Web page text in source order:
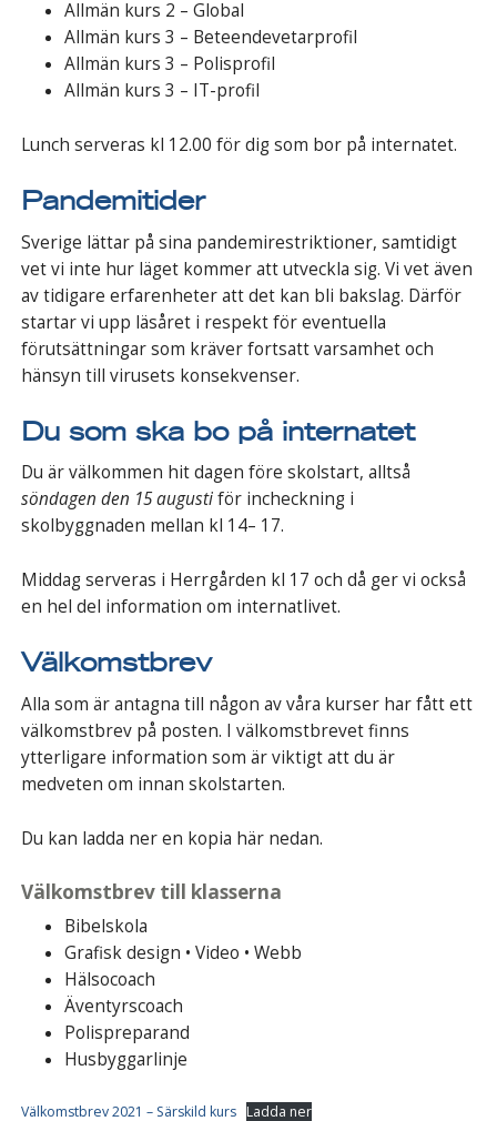
Allmän kurs 2 – Global
Allmän kurs 3 – Beteendevetarprofil
Allmän kurs 3 – Polisprofil
Allmän kurs 3 – IT-profil
Lunch serveras kl 12.00 för dig som bor på internatet.
Pandemitider
Sverige lättar på sina pandemirestriktioner, samtidigt
vet vi inte hur läget kommer att utveckla sig. Vi vet även
av tidigare erfarenheter att det kan bli bakslag. Därför
startar vi upp läsåret i respekt för eventuella
förutsättningar som kräver fortsatt varsamhet och
hänsyn till virusets konsekvenser.
Du som ska bo på internatet
Du är välkommen hit dagen före skolstart, alltså
söndagen den 15 augustiför incheckning i
skolbyggnaden mellan kl 14– 17.
Middag serveras i Herrgården kl 17 och då ger vi också
en hel del information om internatlivet.
Välkomstbrev
Alla som är antagna till någon av våra kurser har fått ett
välkomstbrev på posten. I välkomstbrevet finns
ytterligare information som är viktigt att du är
medveten om innan skolstarten.
Du kan ladda ner en kopia här nedan.
Välkomstbrev till klasserna
Bibelskola
Grafisk design • Video • Webb
Hälsocoach
Äventyrscoach
Polispreparand
Husbyggarlinje
Välkomstbrev 2021 – Särskild kurs Ladda ner